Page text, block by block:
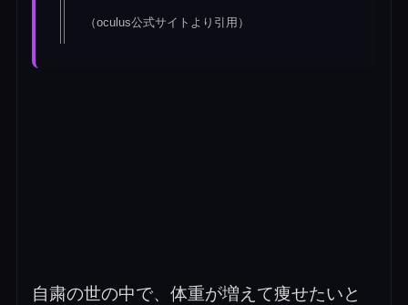
（oculus公式サイトより引用）
自粛の世の中で、体重が増えて痩せたいと